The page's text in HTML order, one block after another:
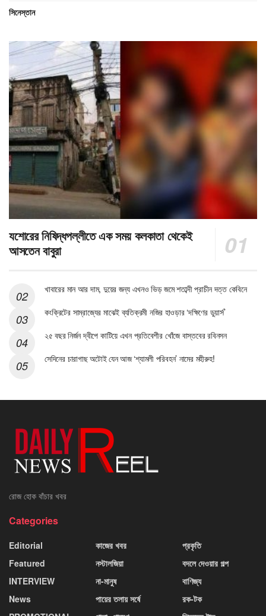
সিনেস্তান
যশোরের নিষিদ্ধপল্লীতে এক সময় কলকাতা থেকেই
আসতেন বাবুরা
খাবারের মান আর দাম, দুয়ের জন্য এখনও ভিড় জমে শতাব্দী প্রাচীন দত্ত কেবিনে
কংক্রিটের সাম্রাজ্যের মাঝেই ব্যতিক্রমী নজির হাওড়ার ‘দক্ষিণের ডুয়ার্স’
২৫ বছর নির্জন দ্বীপে কাটিয়ে এখন প্রতিবেশীর খোঁজে বাস্তবের রবিনসন
সেদিনের চারাগাছ অটোই যেন আজ ‘শ্যামলী পরিবহন’ নামের মহীরুহ!
রোজ হোক বাঁচার খবর
Categories
Editorial
Featured
INTERVIEW
News
কাজের খবর
নস্টালজিয়া
না-মানুষ
পায়ের তলায় সর্ষে
প্রকৃতি
বদলে দেওয়ার গল্প
বাণিজ্য
রক-টক